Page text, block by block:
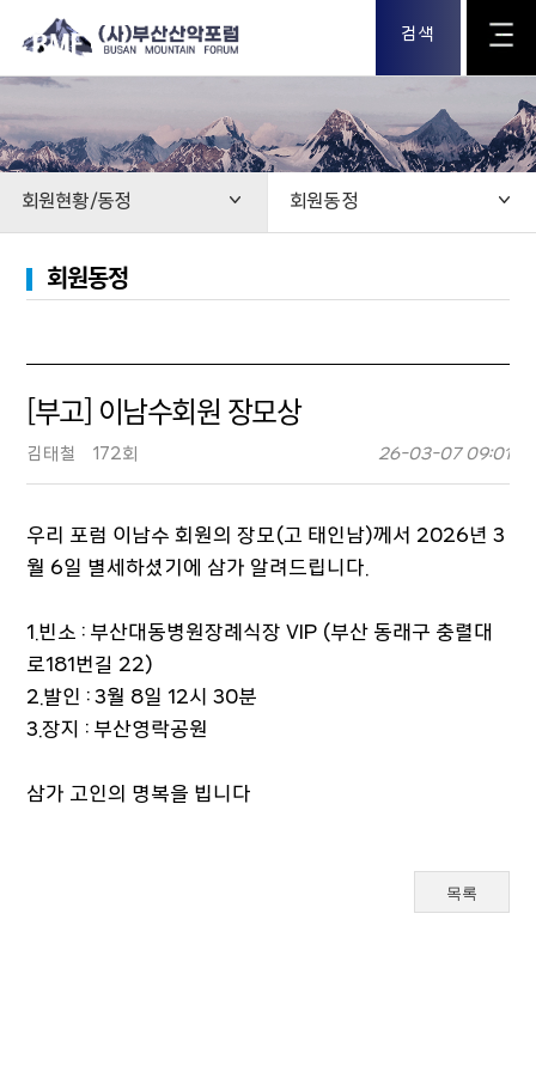
검색
회원현황/동정 회원동정
회원동정
[부고] 이남수회원 장모상
김태철 172회 26-03-07 09:01
우리 포럼 이남수 회원의 장모(고 태인남)께서 2026년 3
월 6일 별세하셨기에 삼가 알려드립니다.
1.빈소 : 부산대동병원장례식장 VIP (부산 동래구 충렬대
로181번길 22)
2.발인 : 3월 8일 12시 30분
3.장지 : 부산영락공원
삼가 고인의 명복을 빕니다
목록